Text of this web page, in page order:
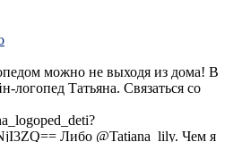
можно не выходя из дома! В
логопед Татьяна. Связаться со
Либо @Tatiana_lily. Чем я